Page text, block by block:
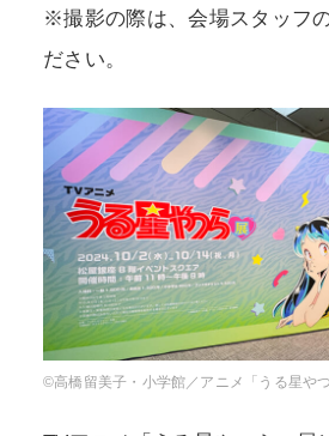
※撮影の際は、会場スタッフ
ださい。
©高橋留美子・小学館／アニメ「うる星や